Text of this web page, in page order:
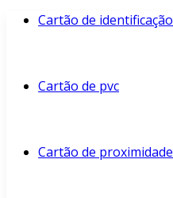
Cartão de identificação
Cartão de pvc
Cartão de proximidade